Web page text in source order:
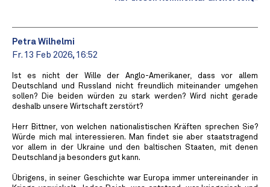
Petra Wilhelmi
Fr. 13 Feb 2026, 16:52
Ist es nicht der Wille der Anglo-Amerikaner, dass vor allem
Deutschland und Russland nicht freundlich miteinander umgehen
sollen? Die beiden würden zu stark werden? Wird nicht gerade
deshalb unsere Wirtschaft zerstört?
Herr Bittner, von welchen nationalistischen Kräften sprechen Sie?
Würde mich mal interessieren. Man findet sie aber staatstragend
vor allem in der Ukraine und den baltischen Staaten, mit denen
Deutschland ja besonders gut kann.
Übrigens, in seiner Geschichte war Europa immer untereinander in